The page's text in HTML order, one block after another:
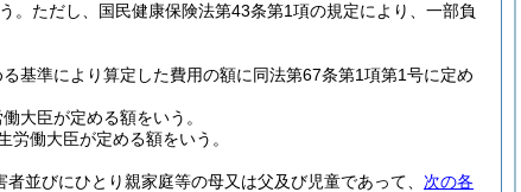
。 ただし、国民健康保険法第43条第1項の規定により、一部負
基準により算定した費用の額に同法第67条第1項第1号に定め
大臣が定める額をいう。
働大臣が定める額をいう。
並びにひとり親家庭等の母又は父及び児童であって、 次の各